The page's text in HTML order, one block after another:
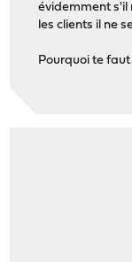
évidemment s'il
les clients il ne
Pourquoi te